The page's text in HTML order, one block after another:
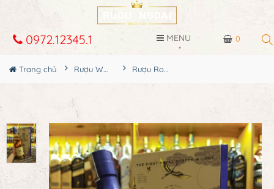
0
0972.12345.1 MENU
Trang chủ Rượu Whisky Rượu Royal Brackla 18YO Sherry Cask Hộp Quà